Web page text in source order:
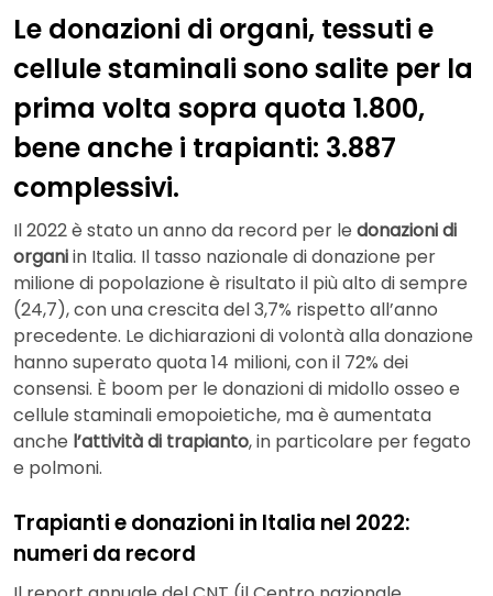
Le donazioni di organi, tessuti e
cellule staminali sono salite per la
prima volta sopra quota 1.800,
bene anche i trapianti: 3.887
complessivi.
Il 2022 è stato un anno da record per le donazioni di
organiin Italia. Il tasso nazionale di donazione per
milione di popolazione è risultato il più alto di sempre
(24,7), con una crescita del 3,7% rispetto all’anno
precedente. Le dichiarazioni di volontà alla donazione
hanno superato quota 14 milioni, con il 72% dei
consensi. È boom per le donazioni di midollo osseo e
cellule staminali emopoietiche, ma è aumentata
anche l’attività di trapianto, in particolare per fegato
e polmoni.
Trapianti e donazioni in Italia nel 2022:
numeri da record